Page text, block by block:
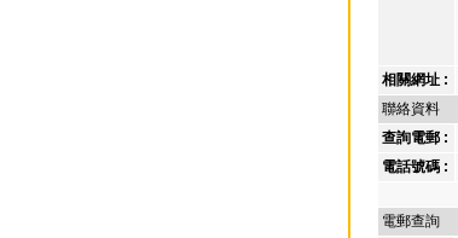
相關網址 :
聯絡資料
查詢電郵 :
電話號碼 :
電郵查詢